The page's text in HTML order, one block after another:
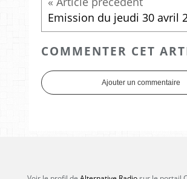
COMMENTER CET
Ajouter un commentaire